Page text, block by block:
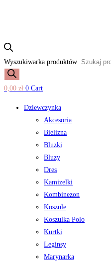
Wyszukiwarka produktów
0,00 zł 0 Cart
Dziewczynka
Akcesoria
Bielizna
Bluzki
Bluzy
Dres
Kamizelki
Kombinezon
Koszule
Koszulka Polo
Kurtki
Leginsy
Marynarka